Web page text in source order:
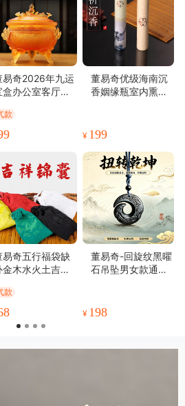
易奇2026年九运
盒办公室客厅中
款
董易奇优级海南沉
香姻缘瓶室内熏香
¥ 199
易奇五行福袋缺
金木水火土吉祥
款
董易奇-回旋纹黑曜
石吊坠男女款通勤
¥ 198